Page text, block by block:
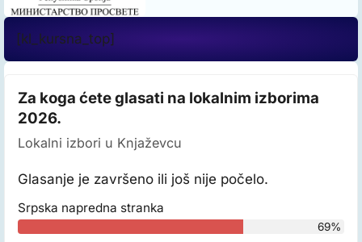
[kl_kursna_top]
Za koga ćete glasati na lokalnim izborima
2026.
Lokalni izbori u Knjaževcu
Glasanje je završeno ili još nije počelo.
Srpska napredna stranka
69%